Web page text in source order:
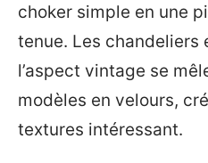
choker simple en une
tenue. Les chandeliers
l’aspect vintage se
modèles en velours,
textures intéressant.